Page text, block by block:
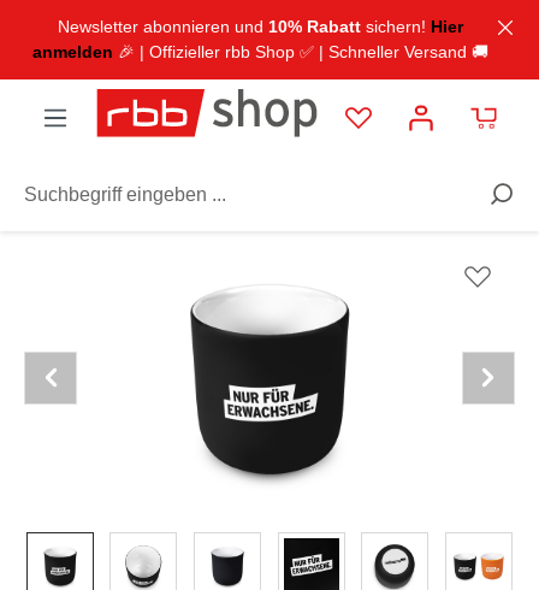
springen
Newsletter abonnieren und 10% Rabattsichern! Hier
anmelden 🎉 | Offizieller rbb Shop ✅ | Schneller Versand 🚚
TV & Radio radioeins